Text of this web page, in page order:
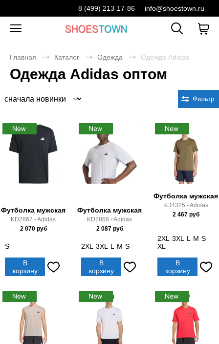
8 (499) 213-17-86 info@shoestown.ru
Главная Каталог Одежда Одежда Adidas
Одежда Adidas оптом
Фильтр
Футболка мужская
KD2867 - Adidas
2 070руб
S
В
корзину
Футболка мужская
KD2868 - Adidas
2 087руб
2XL 3XL L M S
В
корзину
Футболка мужская
KD4325 - Adidas
2 467руб
2XL 3XL L M S
XL
В
корзину